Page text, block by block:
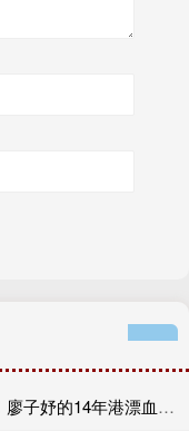
富阳配资平台 金像奖首位马来西亚影后！廖子妤的14年港漂血泪史